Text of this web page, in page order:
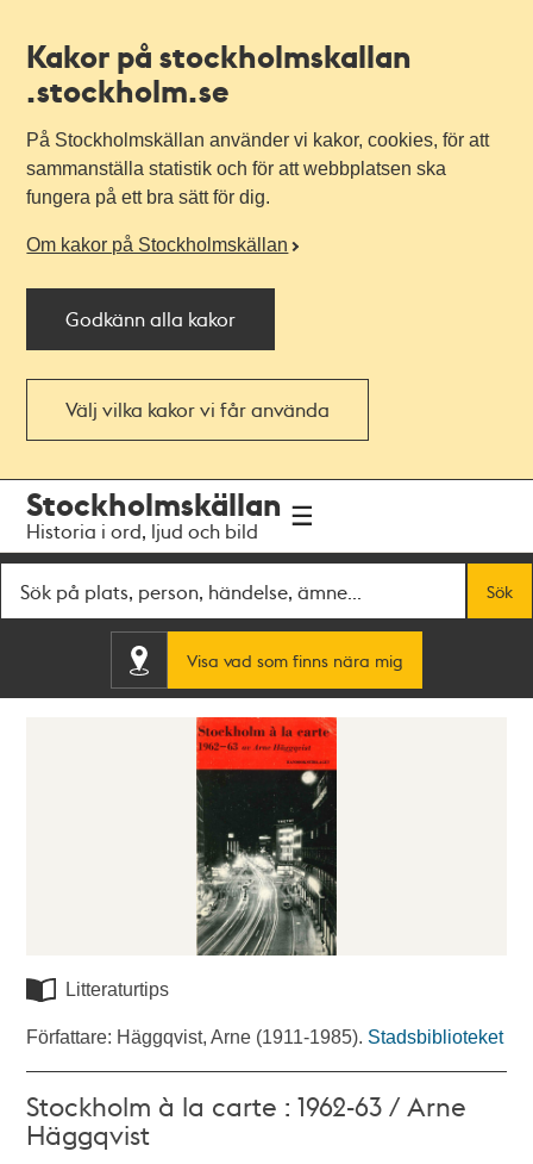
Kakor på stockholmskallan
.stockholm.se
På Stockholmskällan använder vi kakor, cookies, för att
sammanställa statistik och för att webbplatsen ska
fungera på ett bra sätt för dig.
Om kakor på Stockholmskällan
Godkänn alla kakor
Välj vilka kakor vi får använda
navigationen
huvudinnehållet
Stockholmskällan
Historia i ord, ljud och bild
Sök
Visa vad som finns nära mig
Litteraturtips
Författare: Häggqvist, Arne (1911-1985). Stadsbiblioteket
Stockholm à la carte : 1962-63 / Arne
Häggqvist